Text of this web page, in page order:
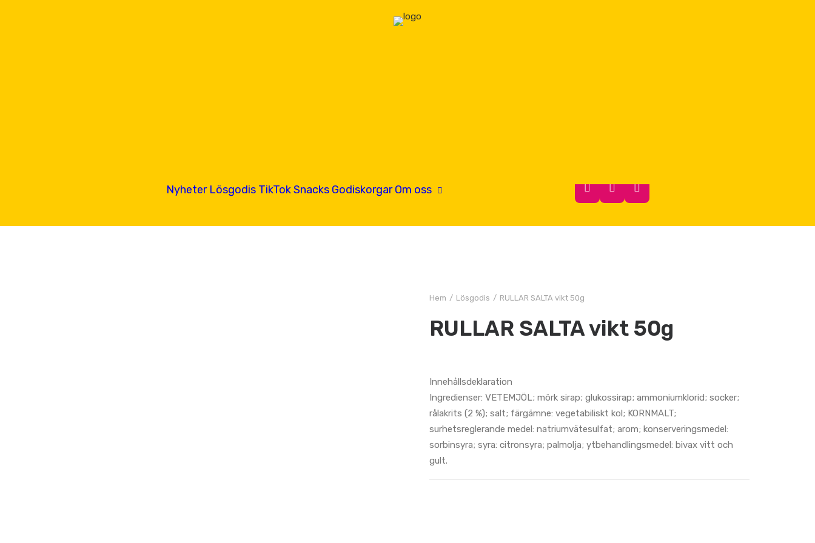
Nyheter Lösgodis TikTok Snacks Godiskorgar Om oss
Hem Lösgodis RULLAR SALTA vikt 50g
RULLAR SALTA vikt 50g
Innehållsdeklaration
Ingredienser: VETEMJÖL; mörk sirap; glukossirap; ammoniumklorid; socker;
rålakrits (2 %); salt; färgämne: vegetabiliskt kol; KORNMALT;
surhetsreglerande medel: natriumvätesulfat; arom; konserveringsmedel:
sorbinsyra; syra: citronsyra; palmolja; ytbehandlingsmedel: bivax vitt och
gult.